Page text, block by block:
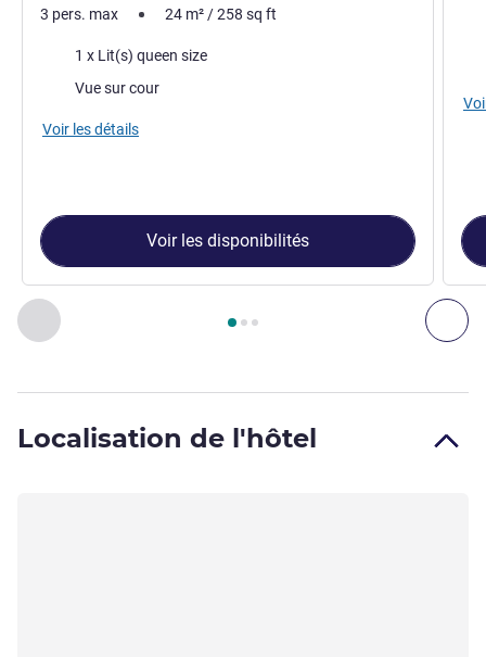
Précédent - Chambre
Page , Chambre 1 : Chambre supérieure avec 1 lit
3 pers. max 24 m²/258 sq ft
Literie1 x Lit(s) queen size
Vues :Vue sur cour
Voir les détails
Voir les disponibilités
Localisation de l'hôtel